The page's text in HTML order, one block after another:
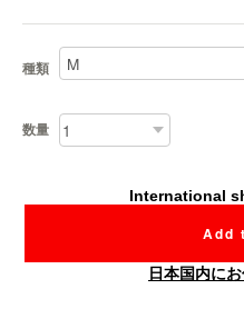
種類
数量
International
Add
日本国内に